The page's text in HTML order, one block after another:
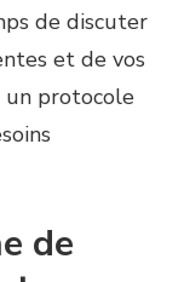
de discuter
et de vos
protocole
de